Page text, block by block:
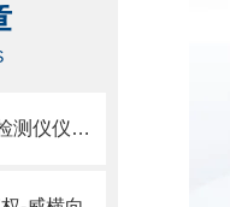
餐饮行业中央厨房食品安全检测仪仪器设备厂家配置清单方案